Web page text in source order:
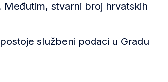
Međutim, stvarni broj hrvatskih
službeni podaci u Gradu